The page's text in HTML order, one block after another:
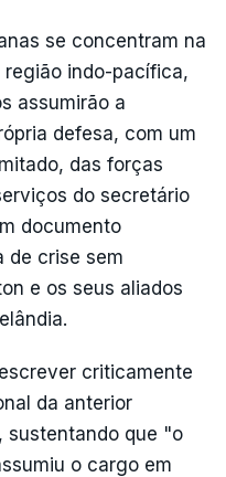
se concentram na
indo-pacífica,
assumirão a
defesa, com um
das forças
do secretário
documento
de crise sem
e os seus aliados
criticamente
da anterior
sustentando que "o
o cargo em